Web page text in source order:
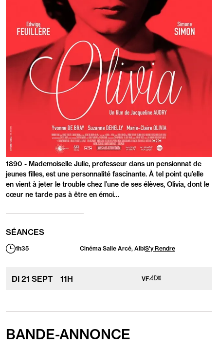
PRÉSENTATION
1890 - Mademoiselle Julie, professeur dans un pensionnat de
jeunes filles, est une personnalité fascinante. À tel point qu’elle
en vient à jeter le trouble chez l’une de ses élèves, Olivia, dont le
cœur ne tarde pas à être en émoi…
SÉANCES
Durée1h35 Cinéma Salle Arcé, AlbiS'y Rendre
DI 21 SEPT 11H VF
Séance
adapté
les
Audiodescription
BANDE-ANNONCE